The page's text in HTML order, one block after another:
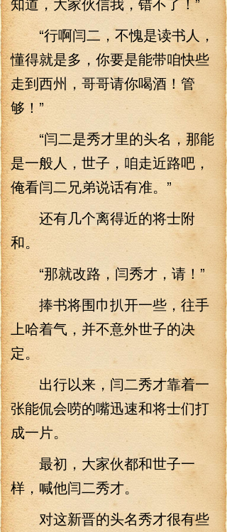
“行啊闫二，不愧是读书人，
懂得就是多，你要是能带咱快些
走到西州，哥哥请你喝酒！管
够！”
“闫二是秀才里的头名，那能
是一般人，世子，咱走近路吧，
俺看闫二兄弟说话有准。”
还有几个离得近的将士附
和。
“那就改路，闫秀才，请！”
捧书将围巾扒开一些，往手
上哈着气，并不意外世子的决
定。
出行以来，闫二秀才靠着一
张能侃会唠的嘴迅速和将士们打
成一片。
最初，大家伙都和世子一
样，喊他闫二秀才。
对这新晋的头名秀才很有些